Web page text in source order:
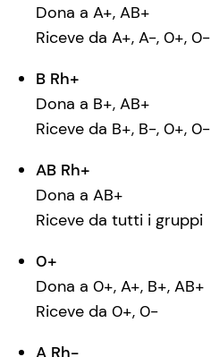
Dona a A+, AB+
Riceve da A+, A-, 0+, 0-
B Rh+
Dona a B+, AB+
Riceve da B+, B-, 0+, 0-
AB Rh+
Dona a AB+
Riceve da tutti i gruppi
0+
Dona a 0+, A+, B+, AB+
Riceve da 0+, 0-
A Rh-